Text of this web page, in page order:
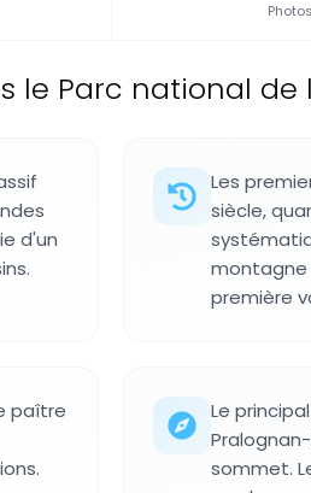
Photos
le Parc national de
d'un
Les
siècle,
première
paître
Le
sommet.